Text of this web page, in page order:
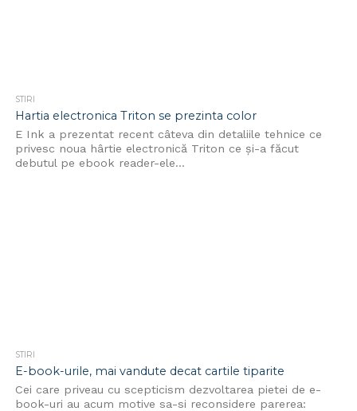
STIRI
Hartia electronica Triton se prezinta color
E Ink a prezentat recent câteva din detaliile tehnice ce
privesc noua hârtie electronică Triton ce și-a făcut
debutul pe ebook reader-ele...
STIRI
E-book-urile, mai vandute decat cartile tiparite
Cei care priveau cu scepticism dezvoltarea pietei de e-
book-uri au acum motive sa-si reconsidere parerea: